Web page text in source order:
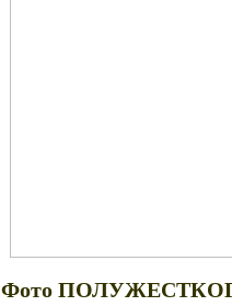
Фото